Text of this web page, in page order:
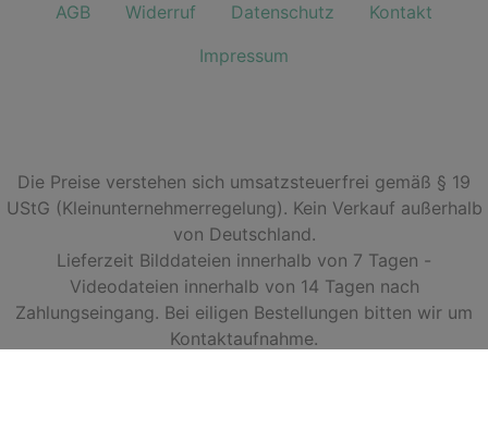
AGB Widerruf Datenschutz
Kontakt
Impressum
Die Preise verstehen sich umsatzsteuerfrei gemäß § 19
UStG (Kleinunternehmerregelung). Kein Verkauf außerhalb
von Deutschland.
Lieferzeit Bilddateien innerhalb von 7 Tagen -
Videodateien innerhalb von 14 Tagen nach
Zahlungseingang. Bei eiligen Bestellungen bitten wir um
Kontaktaufnahme.